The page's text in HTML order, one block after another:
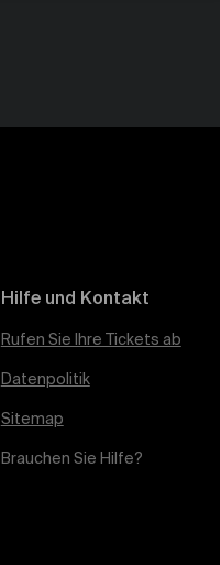
Hilfe und Kontakt
Rufen Sie Ihre Tickets ab
Datenpolitik
Sitemap
Brauchen Sie Hilfe?